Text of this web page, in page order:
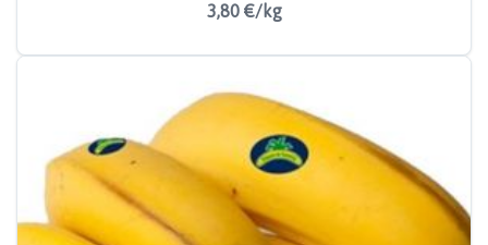
3,80 €/kg